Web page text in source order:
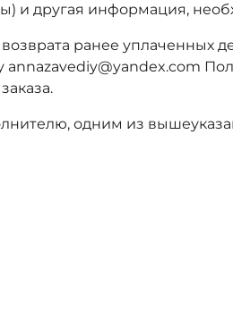
и другая информация,
ранее уплаченных
одним из